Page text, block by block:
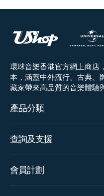
環球音樂香港官方網上商店
本，涵蓋中外流行、古典、
藏家帶來高品質的音樂體驗
產品分類
查詢及支援
會員計劃